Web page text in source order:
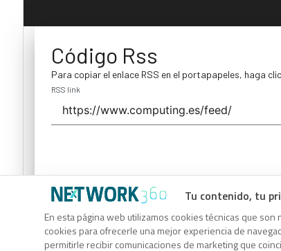
Tu contenido, tu
En esta página web utilizamos cookies técnicas que
cookies para ofrecerle una mejor experiencia de
permitirle recibir comunicaciones de marketing que
Código Rss
Para copiar el enlace RSS en el portapapeles, haga
RSS link
Código Rss
Para copiar el enlace RSS en el portapapeles, haga